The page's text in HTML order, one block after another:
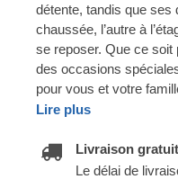
détente, tandis que ses
chaussée, l’autre à
se reposer. Que ce
des occasions
pour vous et votre
Lire plus
Livraison
Le délai de